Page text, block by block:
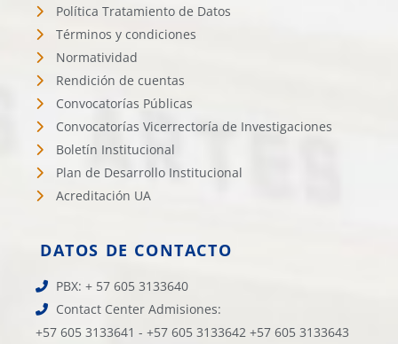
Política Tratamiento de Datos
Términos y condiciones
Normatividad
Rendición de cuentas
Convocatorías Públicas
Convocatorías Vicerrectoría de Investigaciones
Boletín Institucional
Plan de Desarrollo Institucional
Acreditación UA
DATOS DE CONTACTO
PBX: + 57 605 3133640
Contact Center Admisiones:
+57 605 3133641 - +57 605 3133642 +57 605 3133643